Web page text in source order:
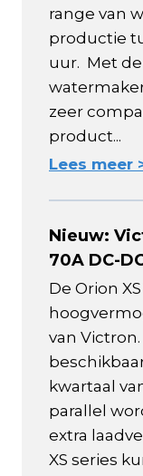
range van
productie
uur. Met
zeer
product...
Lees meer
Nieuw:
70A DC-
De Orion
van Victron.
kwartaal
parallel
extra
XS series